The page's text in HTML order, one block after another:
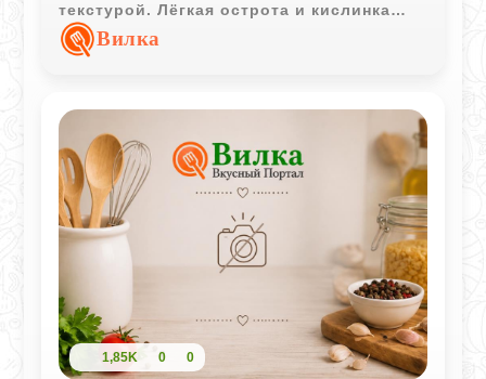
текстурой. Лёгкая острота и кислинка
при подаче делают блюдо особенно
выразительным.
Вилка
1,85K 0 0